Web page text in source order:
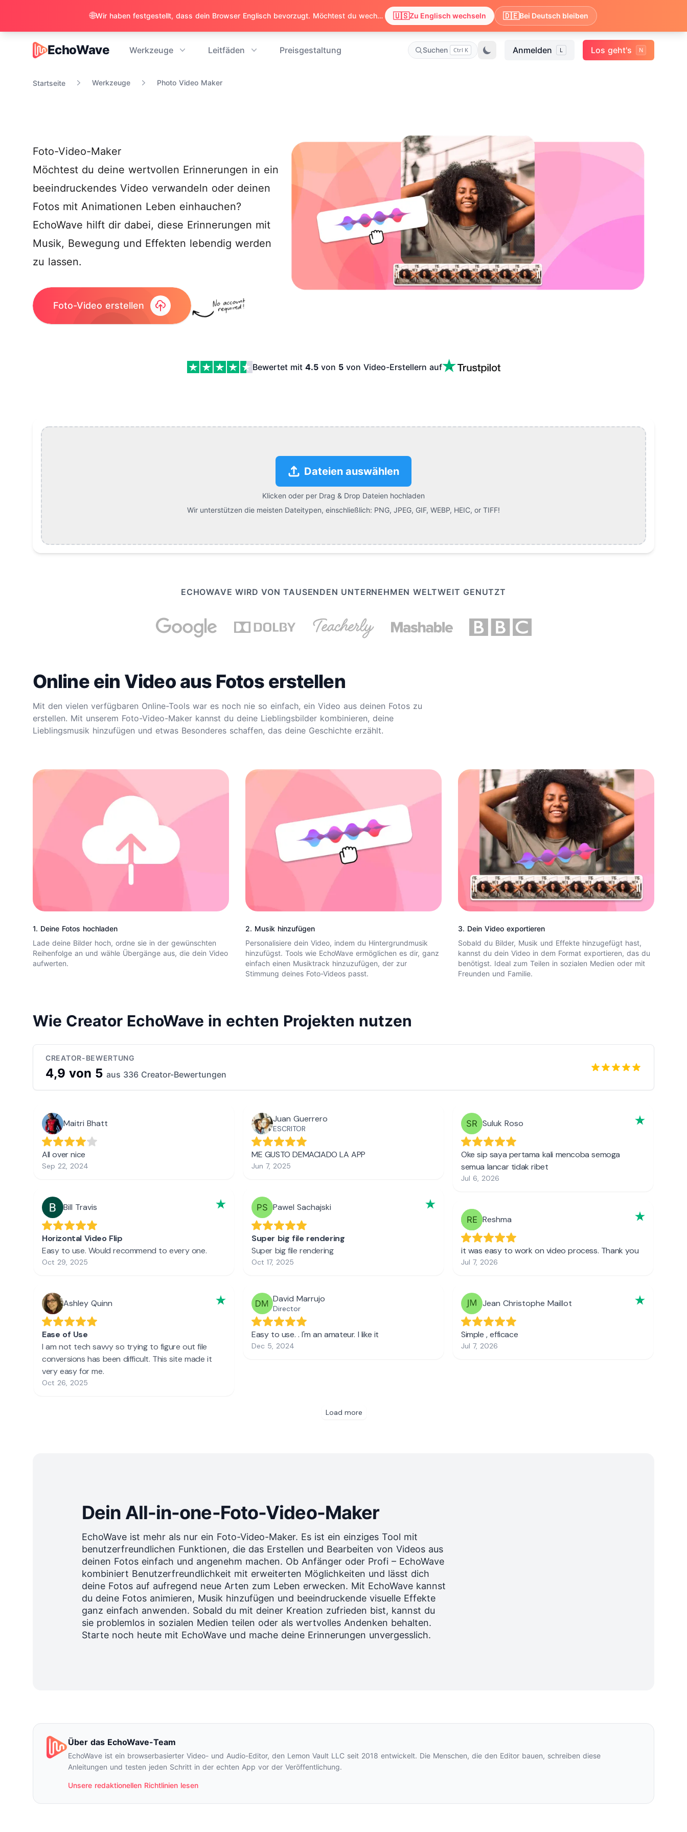
EchoWave
EchoWave Werkzeuge Leitfäden Preisgestaltung Suchen Ctrl K Anmelden L Los geht's N
Startseite Werkzeuge Photo Video Maker
Foto-Video-Maker
Möchtest du deine wertvollen Erinnerungen in ein
beeindruckendes Video verwandeln oder deinen
Fotos mit Animationen Leben einhauchen?
EchoWave hilft dir dabei, diese Erinnerungen mit
Musik, Bewegung und Effekten lebendig werden
zu lassen.
Foto-Video erstellen
Bewertet mit 4.5 von 5 von Video-Erstellern auf
Dateien auswählen
Klicken oder per Drag & Drop Dateien hochladen
Wir unterstützen die meisten Dateitypen, einschließlich: PNG, JPEG, GIF, WEBP, HEIC, or TIFF!
ECHOWAVE WIRD VON TAUSENDEN UNTERNEHMEN WELTWEIT GENUTZT
Online ein Video aus Fotos erstellen
Mit den vielen verfügbaren Online-Tools war es noch nie so einfach, ein Video aus deinen Fotos zu
erstellen. Mit unserem Foto-Video-Maker kannst du deine Lieblingsbilder kombinieren, deine
Lieblingsmusik hinzufügen und etwas Besonderes schaffen, das deine Geschichte erzählt.
1. Deine Fotos hochladen
Lade deine Bilder hoch, ordne sie in der gewünschten
Reihenfolge an und wähle Übergänge aus, die dein Video
aufwerten.
2. Musik hinzufügen
Personalisiere dein Video, indem du Hintergrundmusik
hinzufügst. Tools wie EchoWave ermöglichen es dir, ganz
einfach einen Musiktrack hinzuzufügen, der zur
Stimmung deines Foto-Videos passt.
3. Dein Video exportieren
Sobald du Bilder, Musik und Effekte hinzugefügt hast,
kannst du dein Video in dem Format exportieren, das du
benötigst. Ideal zum Teilen in sozialen Medien oder mit
Freunden und Familie.
Wie Creator EchoWave in echten Projekten nutzen
CREATOR-BEWERTUNG
4,9 von 5 aus 336 Creator-Bewertungen
Dein All-in-one-Foto-Video-Maker
EchoWave ist mehr als nur ein Foto-Video-Maker. Es ist ein einziges Tool mit
benutzerfreundlichen Funktionen, die das Erstellen und Bearbeiten von Videos aus
deinen Fotos einfach und angenehm machen. Ob Anfänger oder Profi – EchoWave
kombiniert Benutzerfreundlichkeit mit erweiterten Möglichkeiten und lässt dich
deine Fotos auf aufregend neue Arten zum Leben erwecken. Mit EchoWave kannst
du deine Fotos animieren, Musik hinzufügen und beeindruckende visuelle Effekte
ganz einfach anwenden. Sobald du mit deiner Kreation zufrieden bist, kannst du
sie problemlos in sozialen Medien teilen oder als wertvolles Andenken behalten.
Starte noch heute mit EchoWave und mache deine Erinnerungen unvergesslich.
Über das EchoWave-Team
EchoWave ist ein browserbasierter Video- und Audio-Editor, den Lemon Vault LLC seit 2018 entwickelt. Die Menschen, die den Editor bauen, schreiben diese
Anleitungen und testen jeden Schritt in der echten App vor der Veröffentlichung.
Unsere redaktionellen Richtlinien lesen
🌐 Wir haben festgestellt, dass dein Browser Englisch bevorzugt. Möchtest du wechseln, um Inhalte auf Englisch zu sehen? 🇺🇸Zu Englisch wechseln 🇩🇪Bei Deutsch bleiben